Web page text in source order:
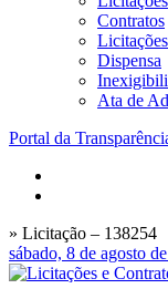
Contratos
Dispensa
Ata de
Portal da
» Licitação – 138254
sábado, 8 de agosto